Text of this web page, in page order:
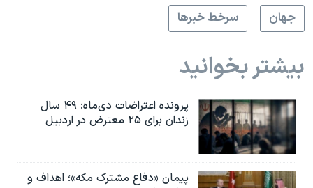
جهان
سرخط خبرها
بیشتر بخوانید
پرونده اعتراضات دی‌ماه: ۴۹ سال
زندان برای ۲۵ معترض در اردبیل
پیمان «دفاع مشترک مکه»؛ اهداف و